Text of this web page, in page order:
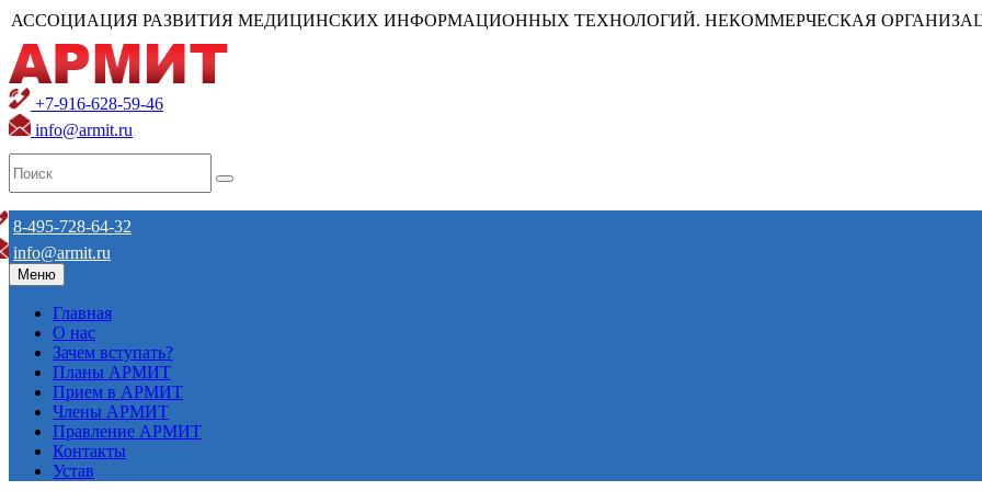
АССОЦИАЦИЯ РАЗВИТИЯ МЕДИЦИНСКИХ ИНФОРМАЦИОННЫХ ТЕХНОЛОГИЙ. НЕКОММЕРЧЕСКАЯ
+7-916-628-59-46
info@armit.ru
8-495-728-64-32
info@armit.ru
Меню
Главная
О нас
Зачем вступать?
Планы АРМИТ
Прием в АРМИТ
Члены АРМИТ
Правление АРМИТ
Контакты
Устав